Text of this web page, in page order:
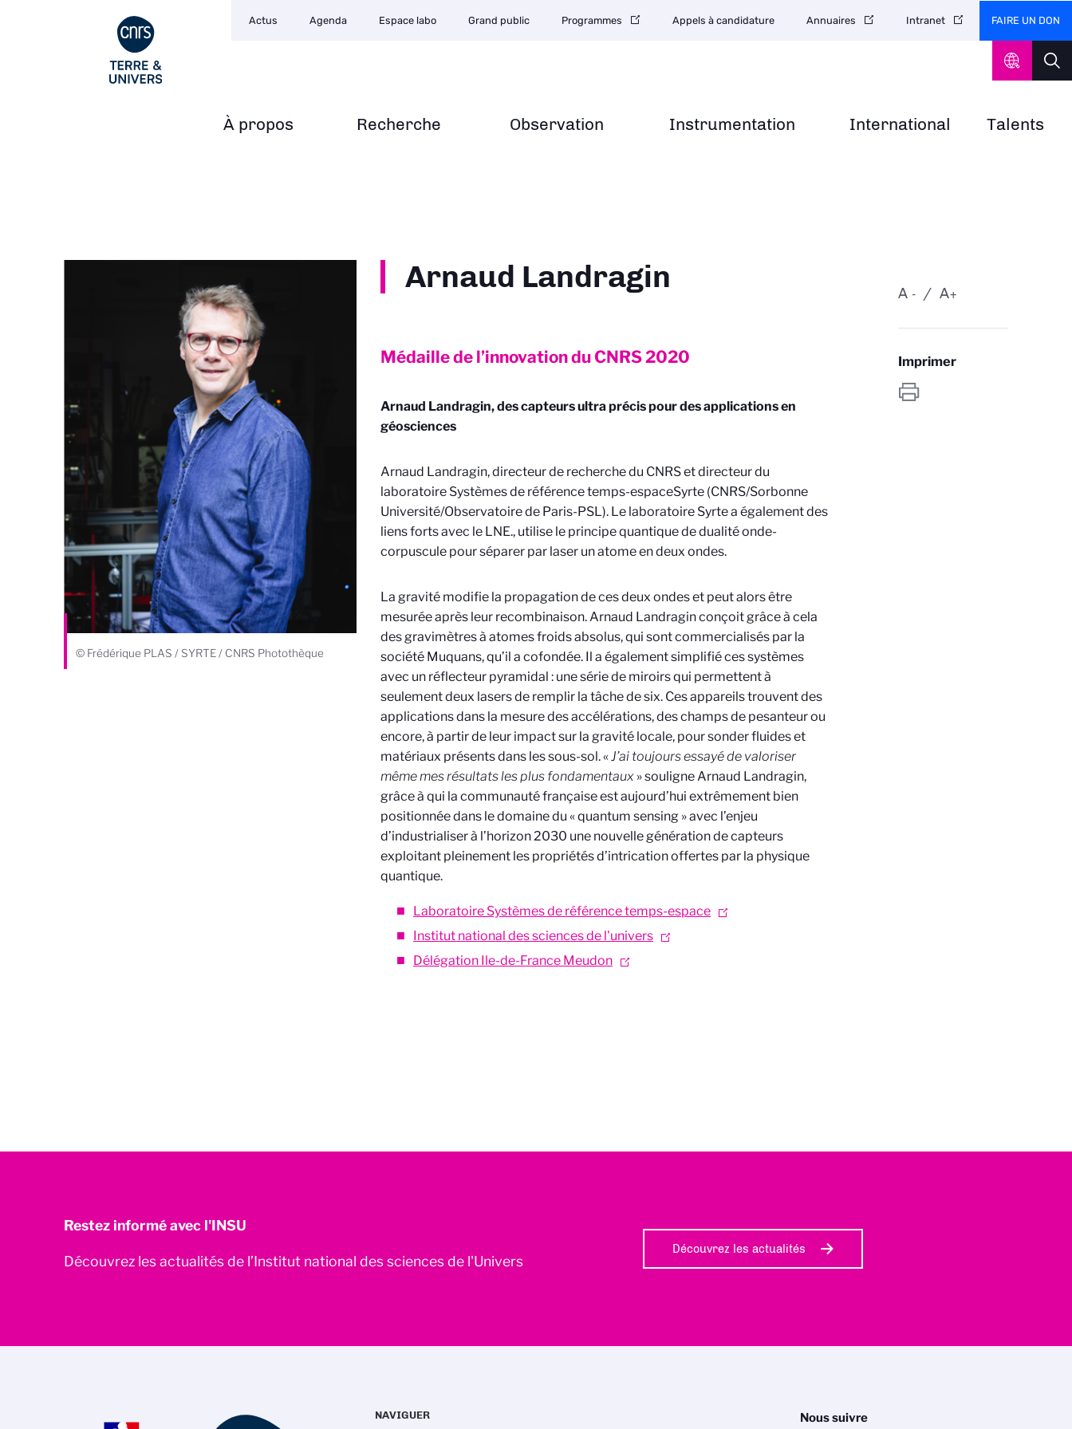
Navigation
À propos Recherche Observation Instrumentation International Talents
secondaire
Actus Agenda Espace labo Grand public Programmes Appels à candidature Annuaires Intranet FAIRE UN DON
© Frédérique PLAS / SYRTE / CNRS Photothèque
Arnaud Landragin
Médaille de l’innovation du CNRS2020
Arnaud Landragin, des capteurs ultra précis pour des applications en
géosciences
Arnaud Landragin, directeur de recherche du CNRS et directeur du
laboratoire Systèmes de référence temps-espaceSyrte (CNRS/Sorbonne
Université/Observatoire de Paris-PSL). Le laboratoire Syrte a également des
liens forts avec le LNE., utilise le principe quantique de dualité onde-
corpuscule pour séparer par laser un atome en deux ondes.
La gravité modifie la propagation de ces deux ondes et peut alors être
mesurée après leur recombinaison. Arnaud Landragin conçoit grâce à cela
des gravimètres à atomes froids absolus, qui sont commercialisés par la
société Muquans, qu’il a cofondée. Il a également simplifié ces systèmes
avec un réflecteur pyramidal : une série de miroirs qui permettent à
seulement deux lasers de remplir la tâche de six. Ces appareils trouvent des
applications dans la mesure des accélérations, des champs de pesanteur ou
encore, à partir de leur impact sur la gravité locale, pour sonder fluides et
matériaux présents dans les sous-sol. «J’ai toujours essayé de valoriser
même mes résultats les plus fondamentaux » souligne Arnaud Landragin,
grâce à qui la communauté française est aujourd’hui extrêmement bien
positionnée dans le domaine du « quantum sensing » avec l’enjeu
d’industrialiser à l’horizon 2030 une nouvelle génération de capteurs
exploitant pleinement les propriétés d’intrication offertes par la physique
quantique.
Laboratoire Systèmes de référence temps-espace
Institut national des sciences de l'univers
Délégation Ile-de-France Meudon
-
A +
A
Imprimer
Restez informé avec l'INSU
Découvrez les actualités de l’Institut national des sciences de l'Univers
Découvrez les actualités
Nous suivre
NAVIGUER